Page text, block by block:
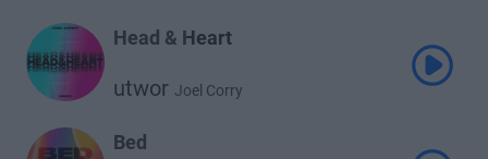
Head & Heart
utwor Joel Corry
Bed